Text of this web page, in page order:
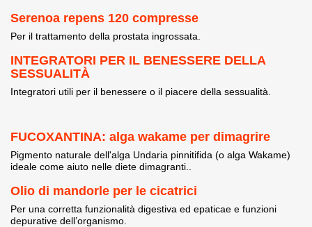
Serenoa repens 120 compresse
Per il trattamento della prostata ingrossata.
INTEGRATORI PER IL BENESSERE DELLA
SESSUALITÀ
Integratori utili per il benessere o il piacere della sessualità.
FUCOXANTINA: alga wakame per dimagrire
Pigmento naturale dell'alga Undaria pinnitifida (o alga Wakame)
ideale come aiuto nelle diete dimagranti..
Olio di mandorle per le cicatrici
Per una corretta funzionalità digestiva ed epaticae e funzioni
depurative dell’organismo.